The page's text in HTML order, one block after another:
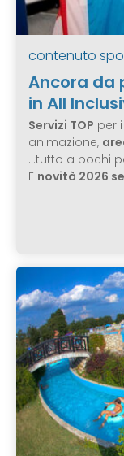
contenuto
Ancora da
in All
Servizi TOP per
animazione,
…tutto a pochi
E novità 2026